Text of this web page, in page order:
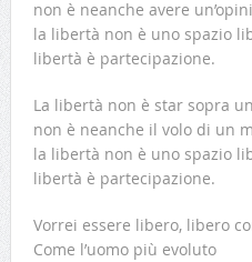
non è neanche avere
la libertà non è uno spazio
libertà è partecipazione.
La libertà non è star sopra
non è neanche il volo di un
la libertà non è uno spazio
libertà è partecipazione.
Vorrei essere libero, libero
Come l’uomo più evoluto